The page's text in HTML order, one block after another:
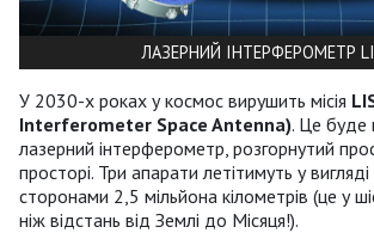
ЛАЗЕРНИЙ ІНТЕРФЕРОМЕТР
У 2030-х роках у космос вирушить місія
Interferometer Space Antenna). Це буде
лазерний інтерферометр, розгорнутий
просторі. Три апарати летітимуть у вигляді
сторонами 2,5 мільйона кілометрів (це у
ніж відстань від Землі до Місяця!).